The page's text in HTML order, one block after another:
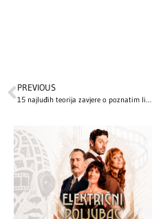
PREVIOUS
15 najluđih teorija zavjere o poznatim ličnostima!